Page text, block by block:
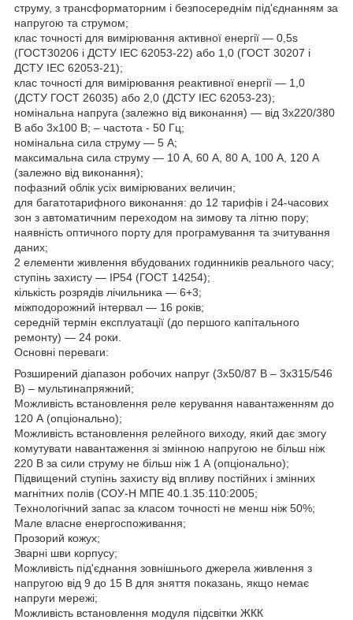
струму, з трансформаторним і безпосереднім під'єднанням за
напругою та струмом;
клас точності для вимірювання активної енергії — 0,5s
(ГОСТ30206 і ДСТУ IEC 62053-22) або 1,0 (ГОСТ 30207 і
ДСТУ IEC 62053-21);
клас точності для вимірювання реактивної енергії — 1,0
(ДСТУ ГОСТ 26035) або 2,0 (ДСТУ IEC 62053-23);
номінальна напруга (залежно від виконання) — від 3х220/380
В або 3х100 В; – частота - 50 Гц;
номінальна сила струму — 5 А;
максимальна сила струму — 10 А, 60 А, 80 А, 100 А, 120 А
(залежно від виконання);
пофазний облік усіх вимірюваних величин;
для багатотарифного виконання: до 12 тарифів і 24-часових
зон з автоматичним переходом на зимову та літню пору;
наявність оптичного порту для програмування та зчитування
даних;
2 елементи живлення вбудованих годинників реального часу;
ступінь захисту — ІР54 (ГОСТ 14254);
кількість розрядів лічильника — 6+3;
міжподорожний інтервал — 16 років;
середній термін експлуатації (до першого капітального
ремонту) — 24 роки.
Основні переваги:
Розширений діапазон робочих напруг (3х50/87 В – 3х315/546
В) – мультинапряжний;
Можливість встановлення реле керування навантаженням до
120 А (опціонально);
Можливість встановлення релейного виходу, який дає змогу
комутувати навантаження зі змінною напругою не більш ніж
220 В за сили струму не більш ніж 1 А (опціонально);
Підвищений ступінь захисту від впливу постійних і змінних
магнітних полів (СОУ-Н МПЕ 40.1.35.110:2005;
Технологічний запас за класом точності не менш ніж 50%;
Мале власне енергоспоживання;
Прозорий кожух;
Зварні шви корпусу;
Можливість під'єднання зовнішнього джерела живлення з
напругою від 9 до 15 В для зняття показань, якщо немає
напруги мережі;
Можливість встановлення модуля підсвітки ЖКК